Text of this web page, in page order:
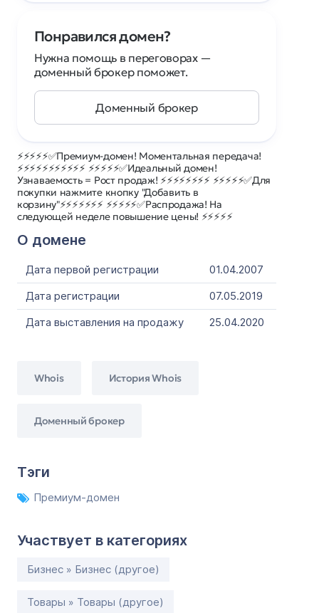
⚡⚡⚡⚡⚡✅Премиум-домен! Моментальная передача!
⚡⚡⚡⚡⚡⚡⚡⚡⚡⚡⚡ ⚡⚡⚡⚡⚡✅Идеальный домен!
Узнаваемость = Рост продаж! ⚡⚡⚡⚡⚡⚡⚡⚡ ⚡⚡⚡⚡⚡✅Для
покупки нажмите кнопку "Добавить в
корзину"⚡⚡⚡⚡⚡⚡⚡ ⚡⚡⚡⚡⚡✅Распродажа! На
следующей неделе повышение цены! ⚡⚡⚡⚡⚡
О домене
Дата первой регистрации
01.04.2007
Дата регистрации
07.05.2019
Дата выставления на продажу
25.04.2020
Whois История Whois
Доменный брокер
Тэги
Премиум-домен
Участвует в категориях
Бизнес » Бизнес (другое)
Товары » Товары (другое)
Понравился домен?
Нужна помощь в переговорах —
доменный брокер поможет.
Доменный брокер